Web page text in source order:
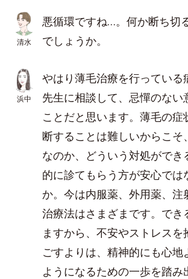
清水
悪循環ですね…。何か断ち切
でしょうか。
浜中
やはり薄毛治療を行っている
先生に相談して、忌憚のない
ことだと思います。薄毛の症
断することは難しいからこそ
なのか、どういう対処ができ
的に診てもらう方が安心では
か。今は内服薬、外用薬、注
治療法はさまざまです。でき
ますから、不安やストレスを
ごすよりは、精神的にも心地
ようになるための一歩を踏み